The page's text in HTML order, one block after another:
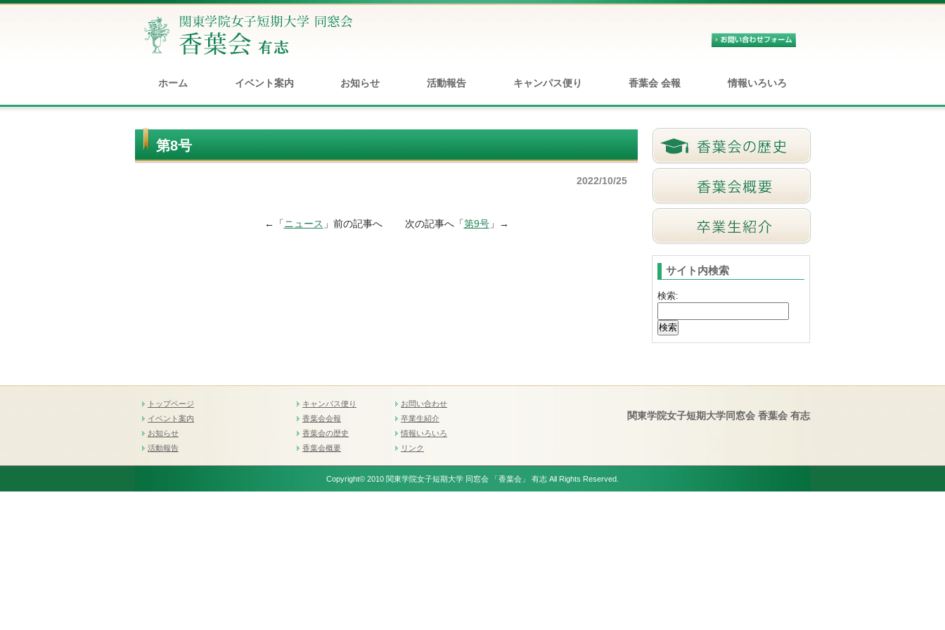
ホーム イベント案内 お知らせ 活動報告 キャンパス便り 香葉会 会報 情報いろいろ
第8号
2022/10/25
←「ニュース 」前の記事へ 次の記事へ「第9号」→
サイト内検索
検索:
トップページ
イベント案内
お知らせ
活動報告
キャンパス便り
香葉会会報
香葉会の歴史
香葉会概要
お問い合わせ
卒業生紹介
情報いろいろ
リンク
関東学院女子短期大学同窓会 香葉会 有志
Copyright© 2010 関東学院女子短期大学 同窓会 「香葉会」 有志 All Rights Reserved.